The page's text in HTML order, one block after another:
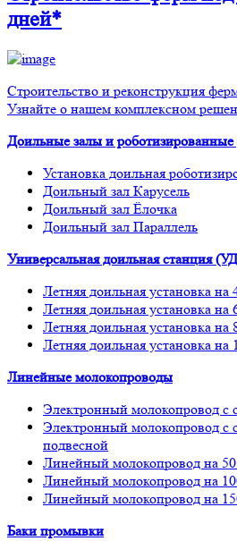
дней*
Строительство и реконструкция
Узнайте о нашем комплексном
Доильные залы и роботизированные
Установка доильная
Доильный зал Карусель
Доильный зал Ёлочка
Доильный зал Параллель
Универсальная доильная станция
Летняя доильная установка
Летняя доильная установка
Летняя доильная установка
Летняя доильная установка
Линейные молокопроводы
Электронный молокопровод с
Электронный молокопровод с
подвесной
Линейный молокопровод на 50
Линейный молокопровод на
Линейный молокопровод на
Баки промывки